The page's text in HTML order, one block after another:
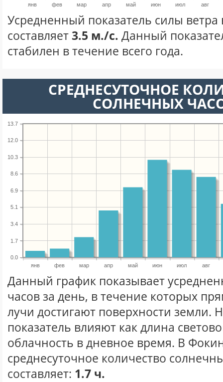
янв фев мар апр май июн июл авг
Усредненный показатель силы ветра
составляет3.5 м./с. Данный
стабилен в течение всего года.
СРЕДНЕСУТОЧНОЕ
СОЛНЕЧНЫХ
янв фев мар апр май июн июл авг
0.0
1.7
3.4
5.1
6.9
8.6
10.3
12.0
13.7
Данный график показывает
часов за день, в течение которых
лучи достигают поверхности земли.
показатель влияют как длина
облачность в дневное время. В
среднесуточное количество
составляет: 1.7 ч.